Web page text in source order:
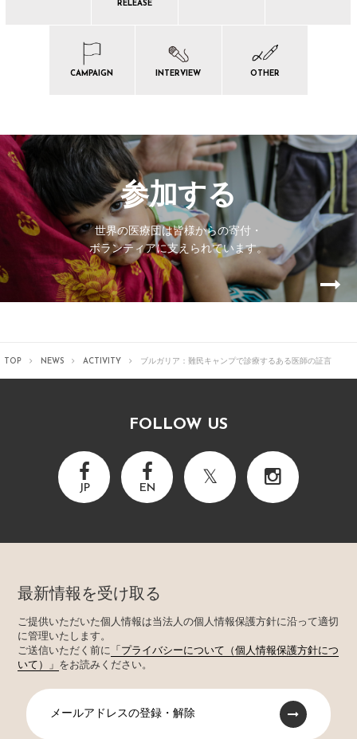
RELEASE
CAMPAIGN INTERVIEW OTHER
参加する
世界の医療団は皆様からの寄付・
ボランティアに支えられています。
TOP NEWS ACTIVITY ブルガリア：難民キャンプで診療するある医師の証言
FOLLOW US
JP EN
最新情報を受け取る
ご提供いただいた個人情報は当法人の個人情報保護方針に沿って適切
に管理いたします。
ご送信いただく前に
「プライバシーについて（個人情報保護方針につ
いて）」 をお読みください。
メールアドレスの登録・解除